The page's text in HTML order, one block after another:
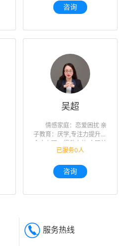
咨询
吴超
情感家庭：恋爱困扰 亲
子教育：厌学,专注力提升
个人心理：提升自信,人际关
系,未来迷茫,职业规划
已服务0人
咨询
服务热线